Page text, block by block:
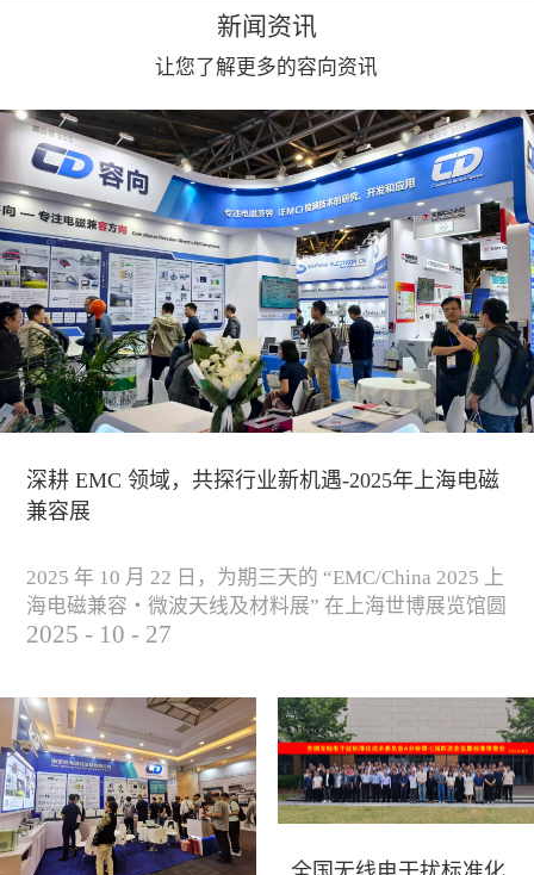
新闻资讯
让您了解更多的容向资讯
深耕 EMC 领域，共探行业新机遇-2025年上海电磁
兼容展
2025 年 10 月 22 日，为期三天的 “EMC/China 2025 上
海电磁兼容・微波天线及材料展” 在上海世博展览馆圆
满落下帷幕。作为电磁兼容领域的行业盛会，本届展
研讨及产品展示等多种形式，深入交流行业见解，踊
跃探索合作空间，为电磁兼容领域的高质量发展汇聚
了新动能。产品展示展会现场，公司展示了...
2025 - 10 - 27